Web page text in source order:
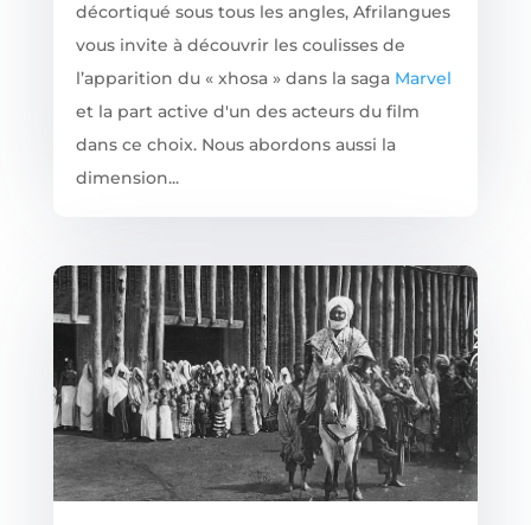
décortiqué sous tous les angles, Afrilangues
vous invite à découvrir les coulisses de
l’apparition du « xhosa » dans la saga Marvel
et la part active d'un des acteurs du film
dans ce choix. Nous abordons aussi la
dimension...